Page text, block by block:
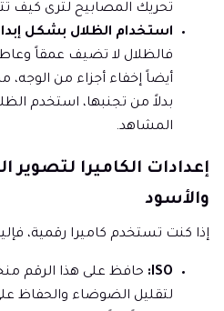
تحريك المصابيح لترى كيف
استخدام الظلال بشكل
فالظلال لا تضيف عمقاً
أيضاً إخفاء أجزاء من
بدلاً من تجنبها، استخدم
المشاهد.
إعدادات الكاميرا لتصوير
والأسود
إذا كنت تستخدم كاميرا رقمية،
ISO:
لتقليل الضوضاء والحفاظ